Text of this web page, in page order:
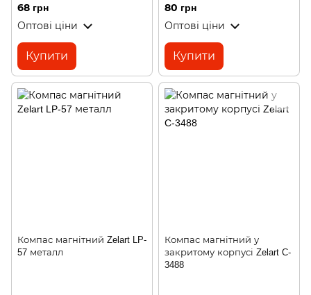
68 грн
Оптові ціни
Купити
80 грн
Оптові ціни
Купити
Компас магнітний Zelart LP-
57 металл
Компас магнітний у
закритому корпусі Zelart C-
3488